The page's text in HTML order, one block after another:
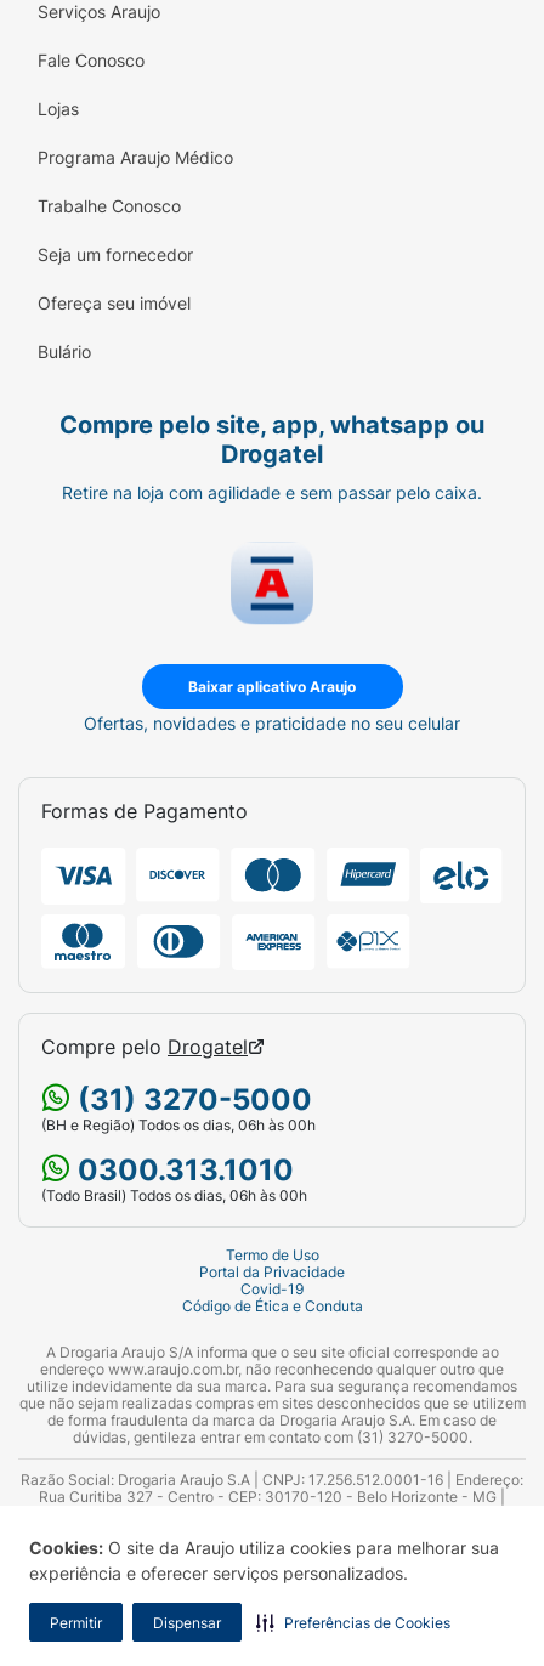
Cookies: O site da Araujo utiliza cookies para melhorar sua
experiência e oferecer serviços personalizados.
Permitir Dispensar Preferências de Cookies
Serviços Araujo
Fale Conosco
Lojas
Programa Araujo Médico
Trabalhe Conosco
Seja um fornecedor
Ofereça seu imóvel
Bulário
Compre pelo site, app, whatsapp ou
Drogatel
Retire na loja com agilidade e sem passar pelo caixa.
Baixar aplicativo Araujo
Ofertas, novidades e praticidade no seu celular
Formas de Pagamento
Compre pelo Drogatel
(31) 3270-5000
(BH e Região) Todos os dias, 06h às 00h
0300.313.1010
(Todo Brasil) Todos os dias, 06h às 00h
Termo de Uso
Portal da Privacidade
Covid-19
Código de Ética e Conduta
A Drogaria Araujo S/A informa que o seu site oficial corresponde ao
endereço www.araujo.com.br, não reconhecendo qualquer outro que
utilize indevidamente da sua marca. Para sua segurança recomendamos
que não sejam realizadas compras em sites desconhecidos que se utilizem
de forma fraudulenta da marca da Drogaria Araujo S.A. Em caso de
dúvidas, gentileza entrar em contato com (31) 3270-5000.
Razão Social: Drogaria Araujo S.A | CNPJ: 17.256.512.0001-16 | Endereço:
Rua Curitiba 327 - Centro - CEP: 30170-120 - Belo Horizonte - MG |
Azevedo Guimarães – CRF 10.965 | Yasmin Silva Alvarenga – CRF 52.584 -
Consultor substituto: Thiago Aguiar Pinheiro - CRF Nº 13.748. Alvará
Sanitário: 2025020713 | Autorização de Funcionamento da Empresa (AFE):